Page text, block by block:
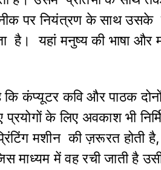
पर नियंत्रण के साथ उसके
यहां मनुष्य की भाषा और
कंप्यूटर कवि और पाठक दोनों
के लिए अवकाश भी
मशीन की ज़रूरत होती
माध्यम में वह रची जाती है